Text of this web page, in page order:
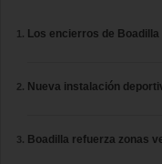
Los encierros de
Nueva instalación
Boadilla refuerza zonas